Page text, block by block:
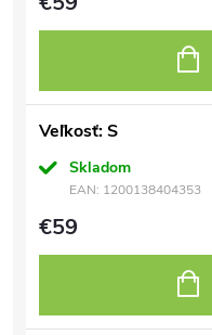
Veľkosť: S
Skladom
EAN: 1200138404353
€59